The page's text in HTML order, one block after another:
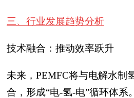
三、行业发展趋势分析
技术融合：推动效率跃升
未来，PEMFC将与电解水制
合，形成“电-氢-电”循环体系